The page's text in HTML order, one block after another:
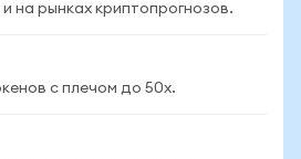
и на рынках криптопрогнозов.
с плечом до 50x.